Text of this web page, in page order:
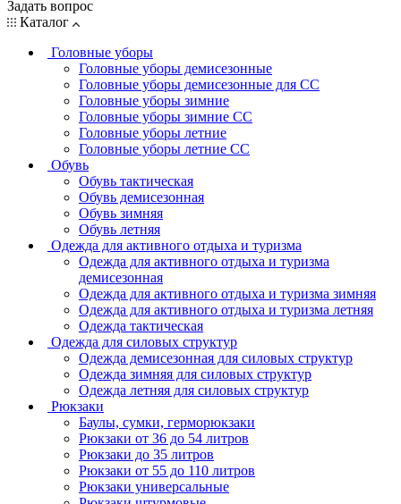
Задать вопрос
Каталог
Головные уборы
Головные уборы демисезонные
Головные уборы демисезонные для СС
Головные уборы зимние
Головные уборы зимние СС
Головные уборы летние
Головные уборы летние СС
Обувь
Обувь тактическая
Обувь демисезонная
Обувь зимняя
Обувь летняя
Одежда для активного отдыха и туризма
Одежда для активного отдыха и туризма
демисезонная
Одежда для активного отдыха и туризма зимняя
Одежда для активного отдыха и туризма летняя
Одежда тактическая
Одежда для силовых структур
Одежда демисезонная для силовых структур
Одежда зимняя для силовых структур
Одежда летняя для силовых структур
Рюкзаки
Баулы, сумки, герморюкзаки
Рюкзаки от 36 до 54 литров
Рюкзаки до 35 литров
Рюкзаки от 55 до 110 литров
Рюкзаки универсальные